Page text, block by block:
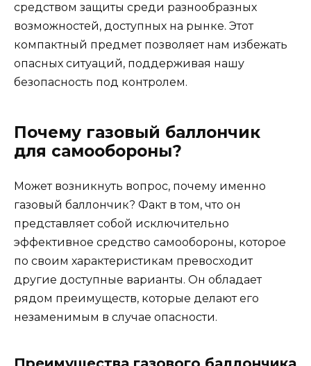
средством защиты среди разнообразных
возможностей, доступных на рынке. Этот
компактный предмет позволяет нам избежать
опасных ситуаций, поддерживая нашу
безопасность под контролем.
Почему газовый баллончик
для самообороны?
Может возникнуть вопрос, почему именно
газовый баллончик? Факт в том, что он
представляет собой исключительно
эффективное средство самообороны, которое
по своим характеристикам превосходит
другие доступные варианты. Он обладает
рядом преимуществ, которые делают его
незаменимым в случае опасности.